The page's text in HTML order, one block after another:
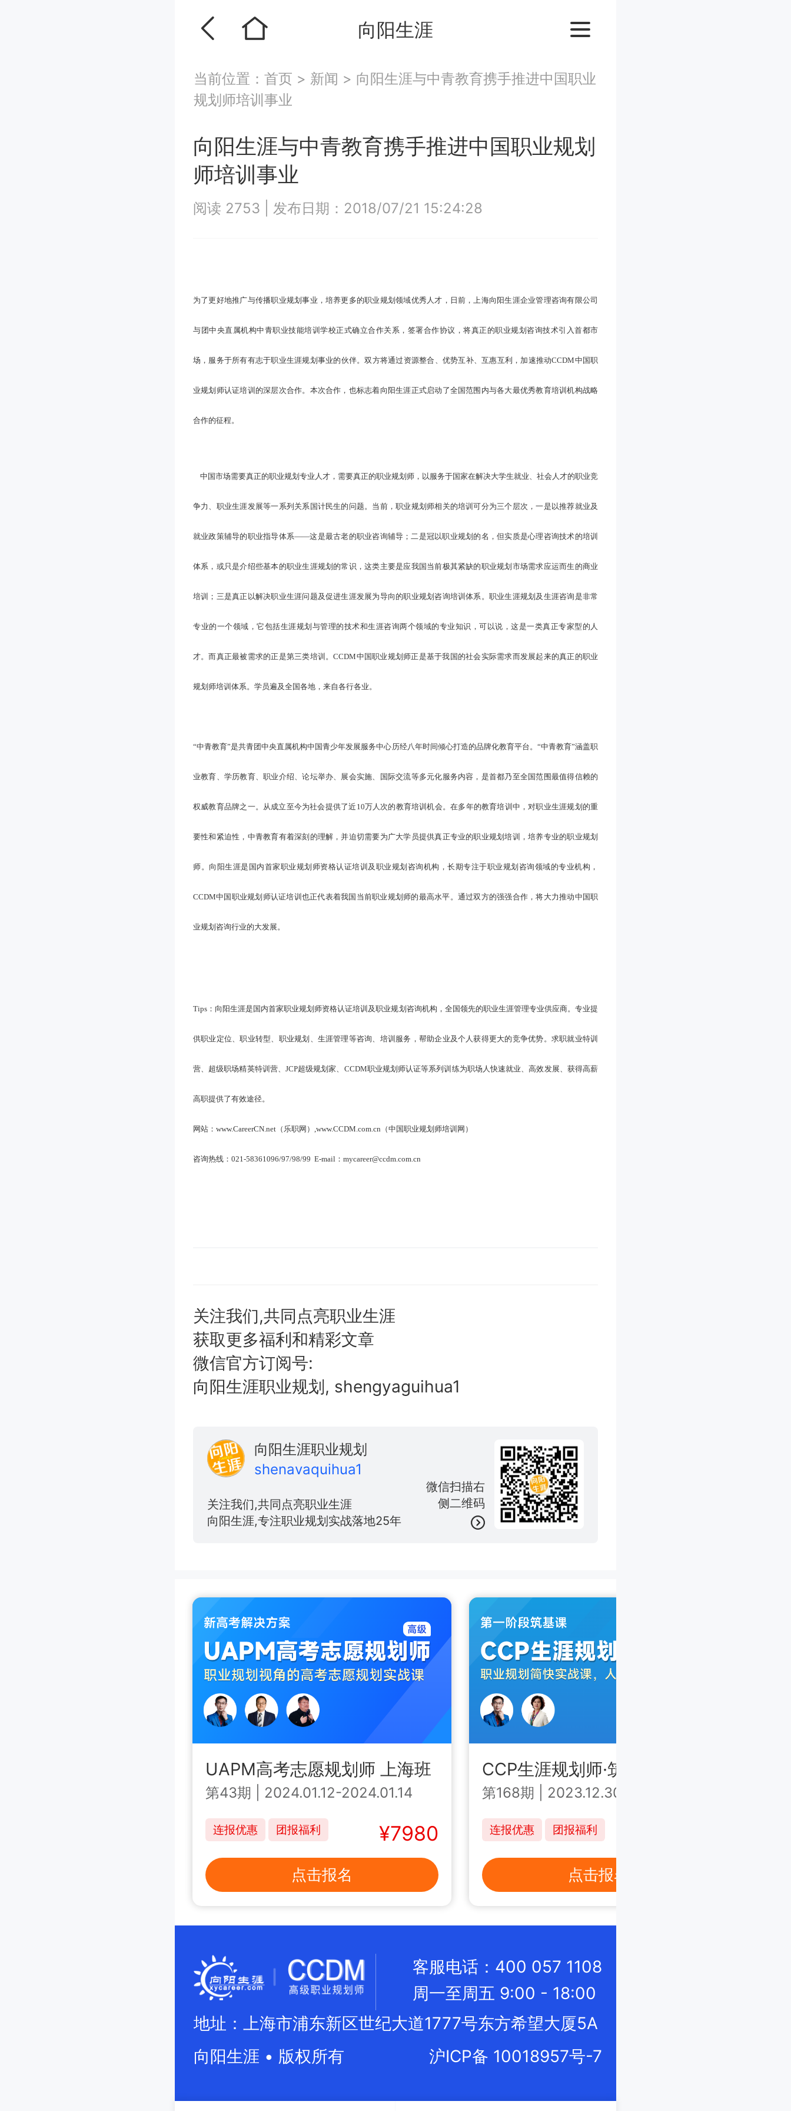
向阳生涯
当前位置： 首页 > 新闻 > 向阳生涯与中青教育携手推进中国职业
规划师培训事业
向阳生涯与中青教育携手推进中国职业规划
师培训事业
阅读 2753 发布日期：2018/07/21 15:24:28
为了更好地推广与传播职业规划事业，培养更多的职业规划领域优秀人才，日前，上海向阳生涯企业管理咨询有限公司
与团中央直属机构中青职业技能培训学校正式确立合作关系，签署合作协议，将真正的职业规划咨询技术引入首都市
场，服务于所有有志于职业生涯规划事业的伙伴。双方将通过资源整合、优势互补、互惠互利，加速推动CCDM中国职
业规划师认证培训的深层次合作。本次合作，也标志着向阳生涯正式启动了全国范围内与各大最优秀教育培训机构战略
合作的征程。
中国市场需要真正的职业规划专业人才，需要真正的职业规划师，以服务于国家在解决大学生就业、社会人才的职业竞
争力、职业生涯发展等一系列关系国计民生的问题。当前，职业规划师相关的培训可分为三个层次，一是以推荐就业及
就业政策辅导的职业指导体系——这是最古老的职业咨询辅导；二是冠以职业规划的名，但实质是心理咨询技术的培训
体系，或只是介绍些基本的职业生涯规划的常识，这类主要是应我国当前极其紧缺的职业规划市场需求应运而生的商业
培训；三是真正以解决职业生涯问题及促进生涯发展为导向的职业规划咨询培训体系。职业生涯规划及生涯咨询是非常
专业的一个领域，它包括生涯规划与管理的技术和生涯咨询两个领域的专业知识，可以说，这是一类真正专家型的人
才。而真正最被需求的正是第三类培训。CCDM中国职业规划师正是基于我国的社会实际需求而发展起来的真正的职业
规划师培训体系。学员遍及全国各地，来自各行各业。
“中青教育”是共青团中央直属机构中国青少年发展服务中心历经八年时间倾心打造的品牌化教育平台。“中青教育”涵盖职
业教育、学历教育、职业介绍、论坛举办、展会实施、国际交流等多元化服务内容，是首都乃至全国范围最值得信赖的
权威教育品牌之一。从成立至今为社会提供了近10万人次的教育培训机会。在多年的教育培训中，对职业生涯规划的重
要性和紧迫性，中青教育有着深刻的理解，并迫切需要为广大学员提供真正专业的职业规划培训，培养专业的职业规划
师。向阳生涯是国内首家职业规划师资格认证培训及职业规划咨询机构，长期专注于职业规划咨询领域的专业机构，
CCDM中国职业规划师认证培训也正代表着我国当前职业规划师的最高水平。通过双方的强强合作，将大力推动中国职
业规划咨询行业的大发展。
Tips：向阳生涯是国内首家职业规划师资格认证培训及职业规划咨询机构，全国领先的职业生涯管理专业供应商。专业提
供职业定位、职业转型、职业规划、生涯管理等咨询、培训服务，帮助企业及个人获得更大的竞争优势。求职就业特训
营、超级职场精英特训营、JCP超级规划家、CCDM职业规划师认证等系列训练为职场人快速就业、高效发展、获得高薪
高职提供了有效途径。
网站：www.CareerCN.net（乐职网）,www.CCDM.com.cn（中国职业规划师培训网）
咨询热线：021-58361096/97/98/99 E-mail：mycareer@ccdm.com.cn
关注我们,共同点亮职业生涯
获取更多福利和精彩文章
微信官方订阅号:
向阳生涯职业规划, shengyaguihua1
微信扫描右
侧二维码
向阳生涯职业规划
shenavaquihua1
关注我们,共同点亮职业生涯
向阳生涯,专注职业规划实战落地25年
UAPM高考志愿规划师 上海班
第43期 2024.01.12-2024.01.14
连报优惠 团报福利 ¥7980
点击报名
CCP生涯规划师·筑基课中级 上海班
第168期 2023.12.30-2024.1.1
连报优惠 团报福利
点击报名
客服电话：400 057 1108
周一至周五 9:00 - 18:00
地址：上海市浦东新区世纪大道1777号东方希望大厦5A
向阳生涯 • 版权所有
沪ICP备 10018957号-7